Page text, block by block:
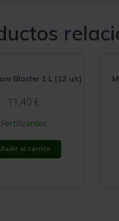
Blaster 1 L (12 u/c)
11,40€
Fertilizantes
al carrito